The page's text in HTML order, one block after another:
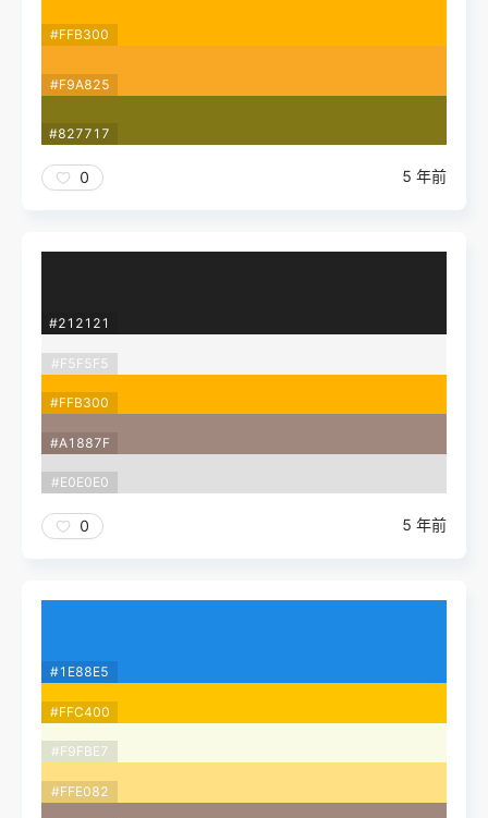
#FFB300
#F9A825
#827717
0 5 年前
#212121
#F5F5F5
#FFB300
#A1887F
#E0E0E0
0 5 年前
#1E88E5
#FFC400
#F9FBE7
#FFE082